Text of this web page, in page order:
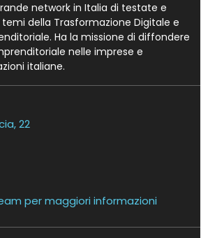
network in Italia di testate e
della Trasformazione Digitale e
Ha la missione di diffondere
nelle imprese e
italiane.
22
per maggiori informazioni